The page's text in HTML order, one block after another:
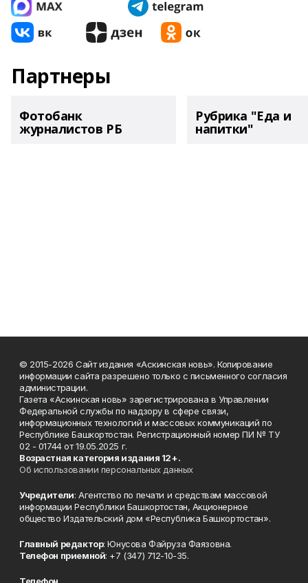
Партнеры
Фотобанк
журналистов РБ
Рубрика "Еда и
напитки"
© 2015-2026 Сайт издания «Аскинская новь». Копирование
информации сайта разрешено только с письменного согласия
администрации.
Газета «Аскинская новь» зарегистрирована в Управлении
Федеральной службы по надзору в сфере связи,
информационных технологий и массовых коммуникаций по
Республике Башкортостан. Регистрационный номер ПИ № ТУ
02 - 01744 от 19.05.2025 г.
Возрастная категория издания 12+.
Об использовании персональных данных
Учредители: Агентство по печати и средствам массовой
информации Республики Башкортостан, Акционерное
общество Издательский дом «Республика Башкортостан».
Главный редактор: Юнусова Файруза Фаязовна.
Телефон приемной: +7 (347) 712-10-35.